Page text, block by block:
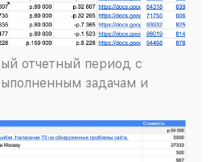
отчетный период с
задачам и